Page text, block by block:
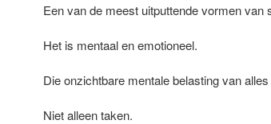
Een van de meest uitputtende vormen van
Het is mentaal en emotioneel.
Die onzichtbare mentale belasting van
Niet alleen taken.